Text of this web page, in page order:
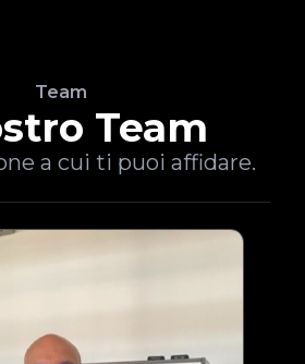
Team
Team
a cui ti puoi affidare.